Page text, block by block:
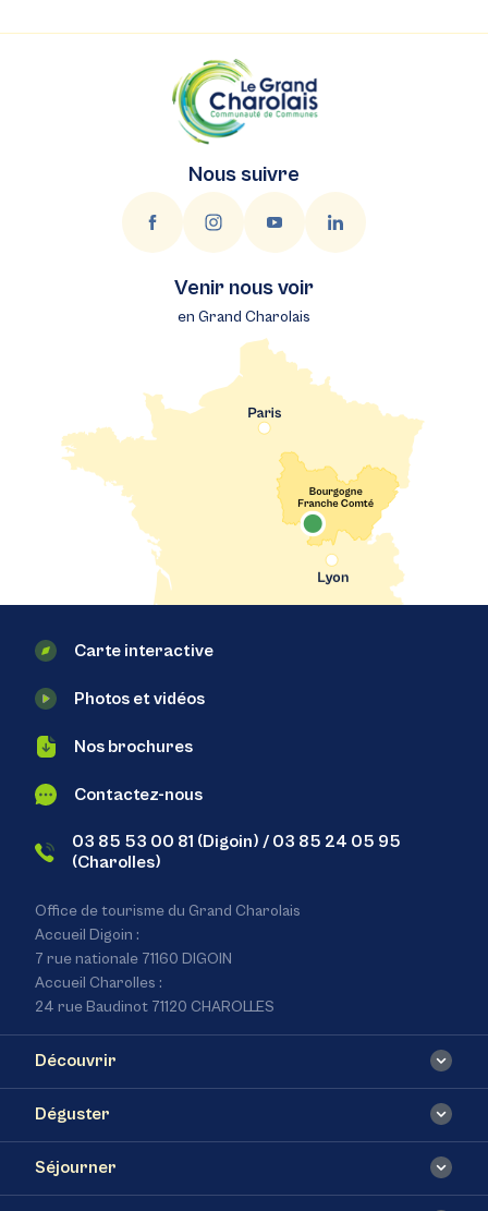
Nous suivre
Venir nous voir
en Grand Charolais
Carte interactive
Photos et vidéos
Nos brochures
Contactez-nous
03 85 53 00 81 (Digoin) / 03 85 24 05 95
(Charolles)
Office de tourisme du Grand Charolais
Accueil Digoin :
7 rue nationale 71160 DIGOIN
Accueil Charolles :
24 rue Baudinot 71120 CHAROLLES
Découvrir
Déguster
Séjourner